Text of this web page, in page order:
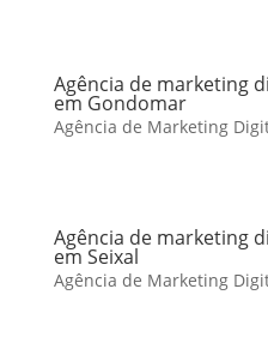
Agência de marketing
em Gondomar
Agência de Marketing
Agência de marketing
em Seixal
Agência de Marketing